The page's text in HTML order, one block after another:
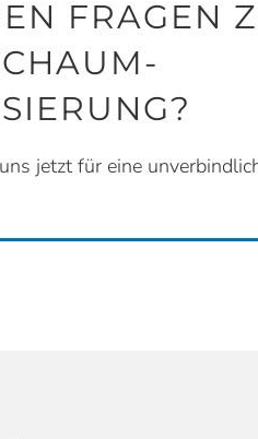
FRAGEN
jetzt für eine